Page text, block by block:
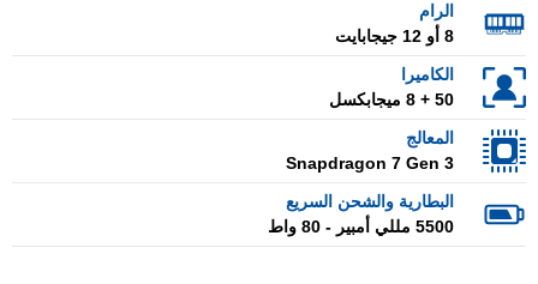
الرام
8 أو 12 جيجابايت
الكاميرا
50 + 8 ميجابكسل
المعالج
Snapdragon 7 Gen 3
البطارية والشحن السريع
5500 مللي أمبير - 80 واط